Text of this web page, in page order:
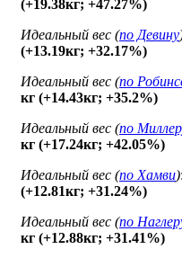
(+19.38кг; +47.27%)
Идеальный вес (по Девину
(+13.19кг; +32.17%)
Идеальный вес (по
кг (+14.43кг; +35.2%)
Идеальный вес (по
кг (+17.24кг; +42.05%)
Идеальный вес (по Хамви)
(+12.81кг; +31.24%)
Идеальный вес (по
кг (+12.88кг; +31.41%)